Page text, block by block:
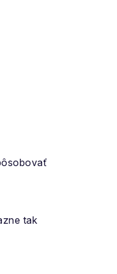
tak